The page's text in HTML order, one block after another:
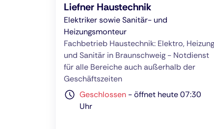
Liefner Haustechnik
Elektriker sowie Sanitär- und
Heizungsmonteur
Fachbetrieb Haustechnik: Elektro, Heizung
und Sanitär in Braunschweig - Notdienst
für alle Bereiche auch außerhalb der
Geschäftszeiten
Geschlossen -öffnet heute 07:30
Uhr